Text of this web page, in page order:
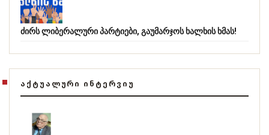
ძირს ლიბერალური პარტიები, გაუმარჯოს ხალხის ხმას!
ᲐᲥᲢᲣᲐᲚᲣᲠᲘ ᲘᲜᲢᲔᲠᲕᲘᲣ